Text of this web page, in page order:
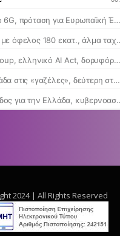
2024 | All Rights Reserved